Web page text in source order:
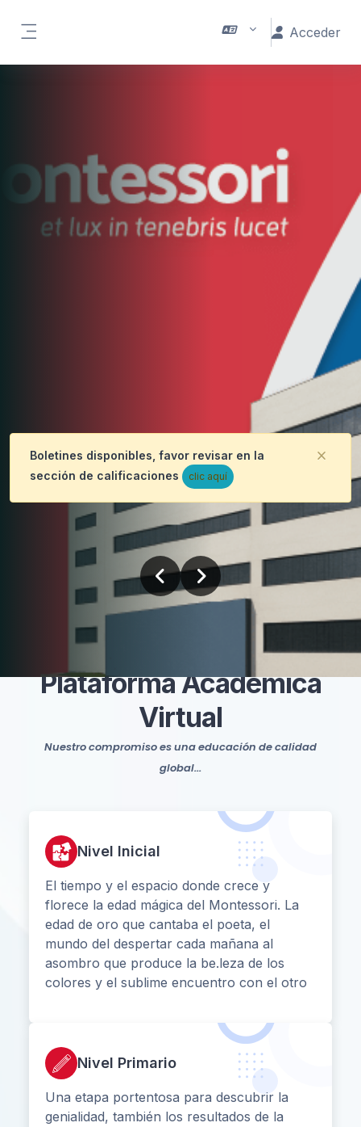
Acceder
Previous
Next
Boletines disponibles, favor revisar en la
sección de calificaciones
clic aquí
Plataforma Académica
Virtual
Nuestro compromiso es una educación de calidad
global...
Nivel Inicial
El tiempo y el espacio donde crece y
florece la edad mágica del Montessori. La
edad de oro que cantaba el poeta, el
mundo del despertar cada mañana al
asombro que produce la be.leza de los
colores y el sublime encuentro con el otro
Nivel Primario
Una etapa portentosa para descubrir la
genialidad, también los resultados de la